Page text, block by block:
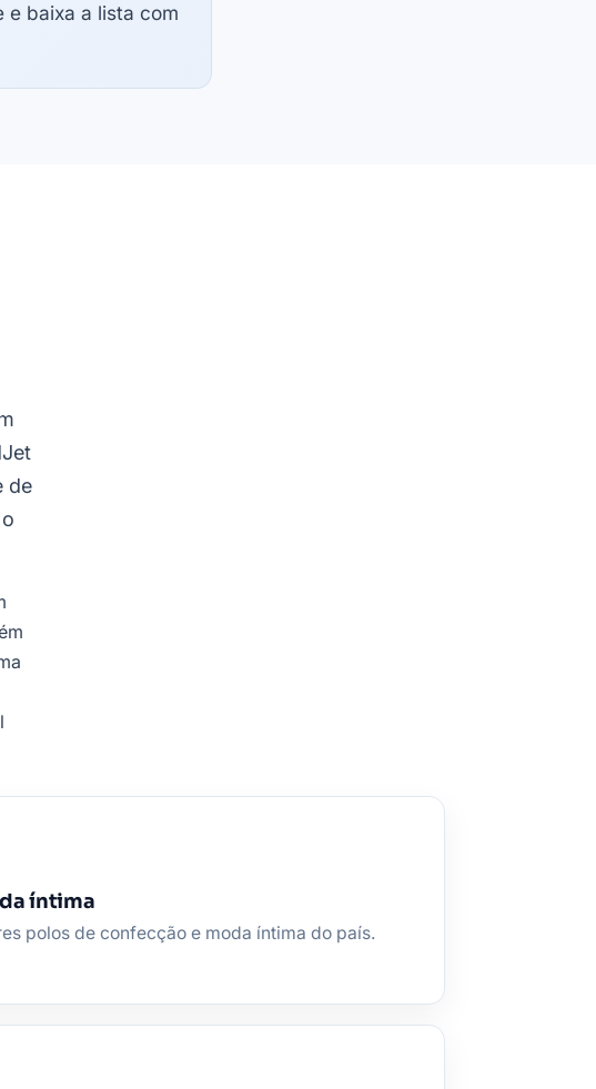
baixa a lista com
de
íntima
polos de confecção e moda íntima do país.